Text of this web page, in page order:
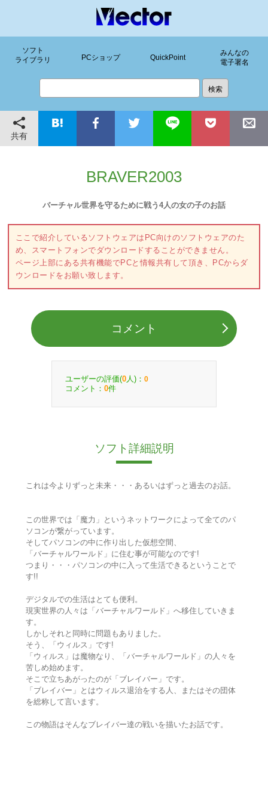
ソフト
ライブラリ
PCショップ QuickPoint
みんなの
電子署名
共有
BRAVER2003
バーチャル世界を守るために戦う4人の女の子のお話
ここで紹介しているソフトウェアはPC向けのソフトウェアのた
め、スマートフォンでダウンロードすることができません。
ページ上部にある共有機能でPCと情報共有して頂き、PCからダ
ウンロードをお願い致します。
コメント
ユーザーの評価(0 人)： 0
コメント： 0件
ソフト詳細説明
これは今よりずっと未来・・・あるいはずっと過去のお話。
この世界では「魔力」というネットワークによって全てのパ
ソコンが繋がっています。
そしてパソコンの中に作り出した仮想空間、
「バーチャルワールド」に住む事が可能なのです!
つまり・・・パソコンの中に入って生活できるということで
す!!
デジタルでの生活はとても便利。
現実世界の人々は「バーチャルワールド」へ移住していきま
す。
しかしそれと同時に問題もありました。
そう、「ウィルス」です!
「ウィルス」は魔物なり、「バーチャルワールド」の人々を
苦しめ始めます。
そこで立ちあがったのが「ブレイバー」です。
「ブレイバー」とはウィルス退治をする人、またはその団体
を総称して言います。
この物語はそんなブレイバー達の戦いを描いたお話です。